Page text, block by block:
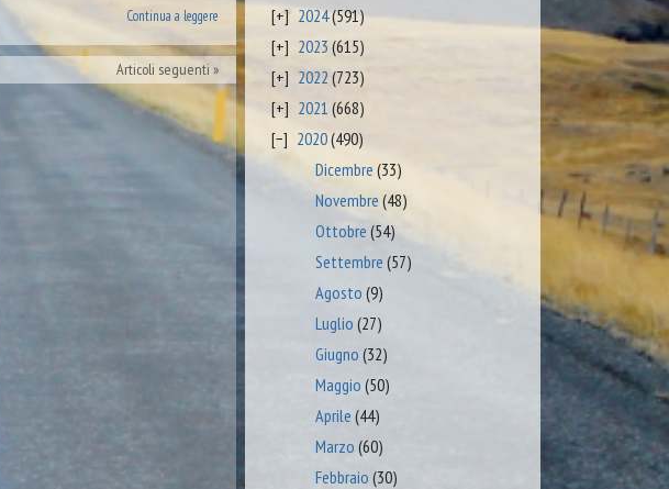
Continua a leggere
Articoli seguenti
2024(591)
2023 (615)
2022 (723)
2021 (668)
2020(490)
Dicembre (33)
Novembre (48)
Ottobre (54)
Settembre (57)
Agosto (9)
Luglio (27)
Giugno (32)
Maggio (50)
Aprile (44)
Marzo (60)
Febbraio (30)